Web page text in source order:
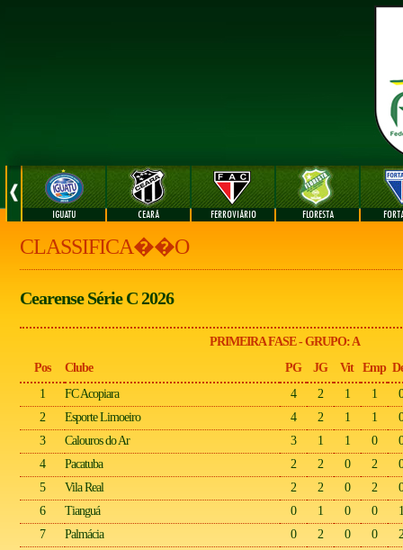
IGUATU CEARÁ FERROVIÁRIO FLORESTA
CLASSIFICA��O
Cearense Série C 2026
PRIMEIRA FASE - GRUPO: A
Pos
Clube PG JG Vit Emp
1
FC Acopiara 4 2 1 1
0
2
Esporte Limoeiro 4 2 1 1
0
3
Calouros do Ar 3 1 1 0
0
4
Pacatuba 2 2 0 2
0
5
Vila Real 2 2 0 2
0
6
Tianguá 0 1 0 0
1
7
Palmácia 0 2 0 0 2